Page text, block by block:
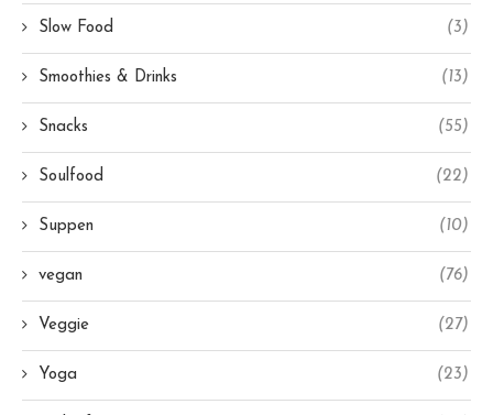
Slow Food (3)
Smoothies & Drinks (13)
Snacks (55)
Soulfood (22)
Suppen (10)
vegan (76)
Veggie (27)
Yoga (23)